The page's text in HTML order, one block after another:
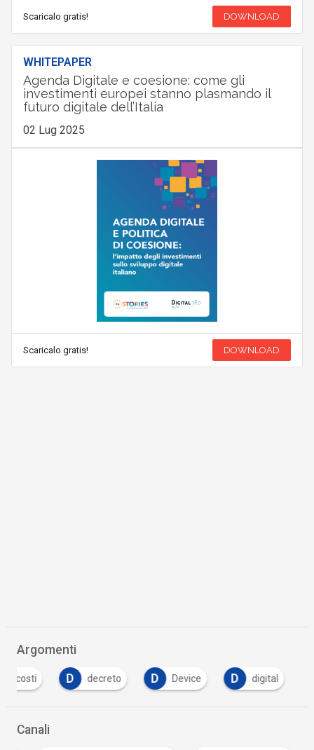
Scaricalo gratis! DOWNLOAD
WHITEPAPER
Agenda Digitale e coesione: come gli
investimenti europei stanno plasmando il
futuro digitale dell’Italia
02 Lug 2025
Scaricalo gratis! DOWNLOAD
Argomenti
D decreto D Device D digital D
Canali